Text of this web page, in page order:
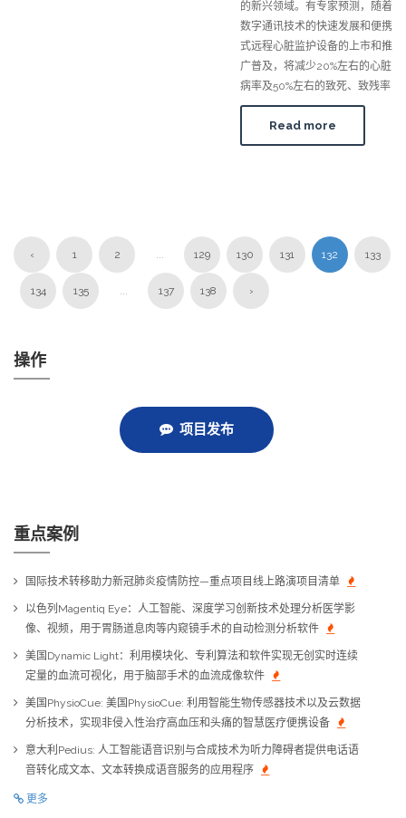
的新兴领域。有专家预测，随着
数字通讯技术的快速发展和便携
式远程心脏监护设备的上市和推
广普及，将减少20%左右的心脏
病率及50%左右的致死、致残率
Read more
‹ 1 2 ... 129 130 131 132 133
134 135 ... 137 138 ›
操作
项目发布
重点案例
国际技术转移助力新冠肺炎疫情防控—重点项目线上路演项目清单
以色列Magentiq Eye：人工智能、深度学习创新技术处理分析医学影
像、视频，用于胃肠道息肉等内窥镜手术的自动检测分析软件
美国Dynamic Light：利用模块化、专利算法和软件实现无创实时连续
定量的血流可视化，用于脑部手术的血流成像软件
美国PhysioCue: 美国PhysioCue: 利用智能生物传感器技术以及云数据
分析技术，实现非侵入性治疗高血压和头痛的智慧医疗便携设备
意大利Pedius: 人工智能语音识别与合成技术为听力障碍者提供电话语
音转化成文本、文本转换成语音服务的应用程序
更多